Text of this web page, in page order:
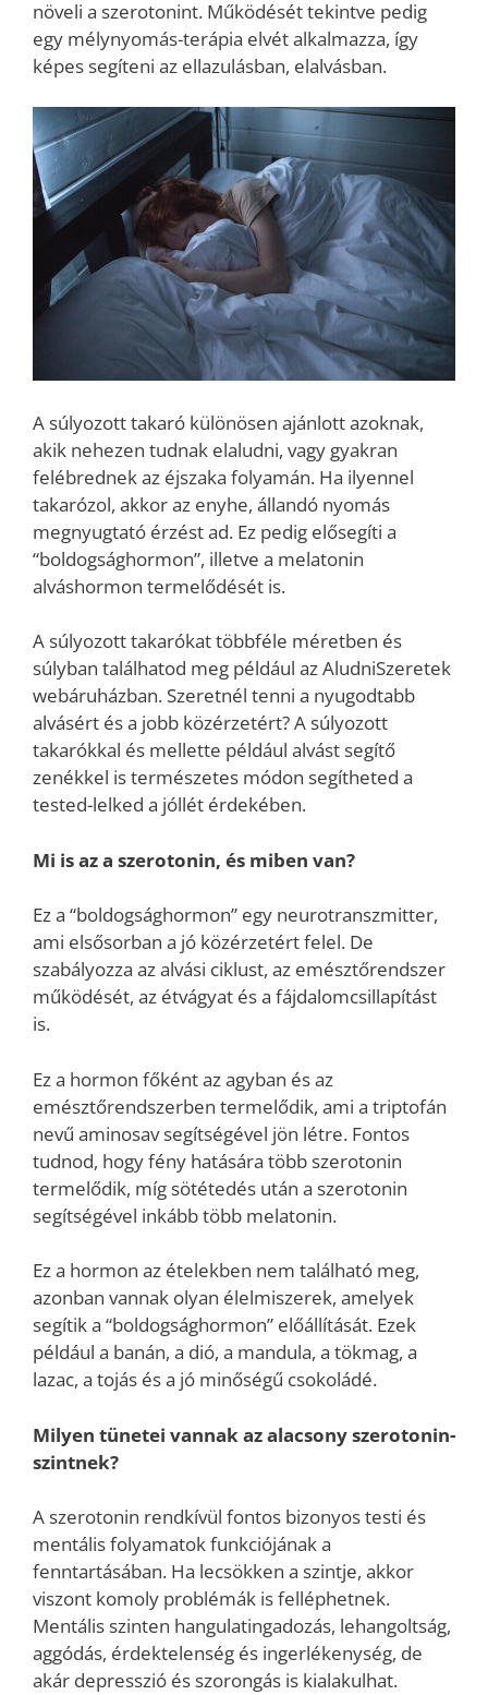
növeli a szerotonint. Működését tekintve pedig
egy mélynyomás-terápia elvét alkalmazza, így
képes segíteni az ellazulásban, elalvásban.
A súlyozott takaró különösen ajánlott azoknak,
akik nehezen tudnak elaludni, vagy gyakran
felébrednek az éjszaka folyamán. Ha ilyennel
takarózol, akkor az enyhe, állandó nyomás
megnyugtató érzést ad. Ez pedig elősegíti a
“boldogsághormon”, illetve a melatonin
alváshormon termelődését is.
A súlyozott takarókat többféle méretben és
súlyban találhatod meg például az AludniSzeretek
webáruházban. Szeretnél tenni a nyugodtabb
alvásért és a jobb közérzetért? A súlyozott
takarókkal és mellette például alvást segítő
zenékkel is természetes módon segítheted a
tested-lelked a jóllét érdekében.
Mi is az a szerotonin, és miben van?
Ez a “boldogsághormon” egy neurotranszmitter,
ami elsősorban a jó közérzetért felel. De
szabályozza az alvási ciklust, az emésztőrendszer
működését, az étvágyat és a fájdalomcsillapítást
is.
Ez a hormon főként az agyban és az
emésztőrendszerben termelődik, ami a triptofán
nevű aminosav segítségével jön létre. Fontos
tudnod, hogy fény hatására több szerotonin
termelődik, míg sötétedés után a szerotonin
segítségével inkább több melatonin.
Ez a hormon az ételekben nem található meg,
azonban vannak olyan élelmiszerek, amelyek
segítik a “boldogsághormon” előállítását. Ezek
például a banán, a dió, a mandula, a tökmag, a
lazac, a tojás és a jó minőségű csokoládé.
Milyen tünetei vannak az alacsony szerotonin-
szintnek?
A szerotonin rendkívül fontos bizonyos testi és
mentális folyamatok funkciójának a
fenntartásában. Ha lecsökken a szintje, akkor
viszont komoly problémák is felléphetnek.
Mentális szinten hangulatingadozás, lehangoltság,
aggódás, érdektelenség és ingerlékenység, de
akár depresszió és szorongás is kialakulhat.